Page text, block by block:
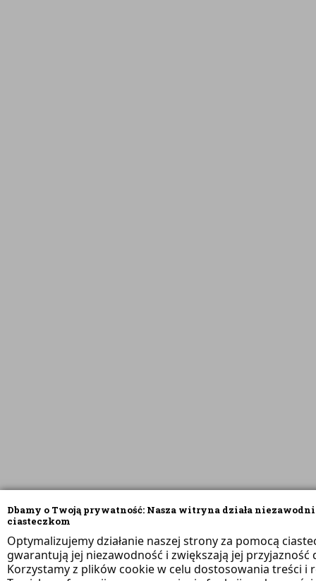
Dbamy o Twoją prywatność: Nasza witryna działa
ciasteczkom
Optymalizujemy działanie naszej strony za pomocą
gwarantują jej niezawodność i zwiększają jej przyjazność
Korzystamy z plików cookie w celu dostosowania treści i